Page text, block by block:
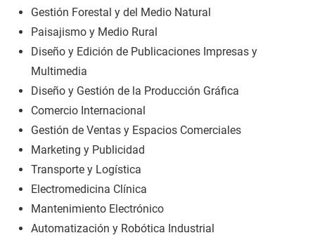
Gestión Forestal y del Medio Natural
Paisajismo y Medio Rural
Diseño y Edición de Publicaciones Impresas y
Multimedia
Diseño y Gestión de la Producción Gráfica
Comercio Internacional
Gestión de Ventas y Espacios Comerciales
Marketing y Publicidad
Transporte y Logística
Electromedicina Clínica
Mantenimiento Electrónico
Automatización y Robótica Industrial